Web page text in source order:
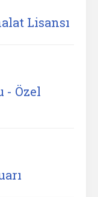
Lisansı
- Özel